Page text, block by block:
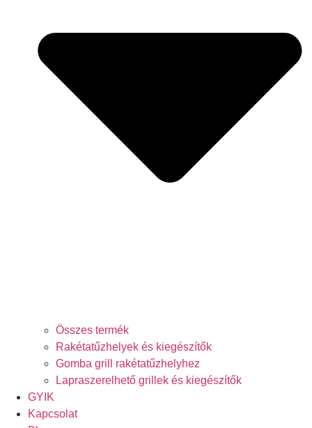
Összes termék
Rakétatűzhelyek és kiegészítők
Gomba grill rakétatűzhelyhez
Lapraszerelhető grillek és kiegészítők
GYIK
Kapcsolat